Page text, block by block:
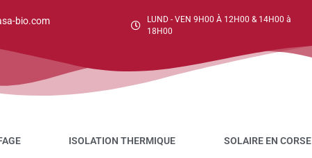
bio.com
LUND - VEN 9H00 À 12H00 & 14H00 à
18H00
ISOLATION THERMIQUE SOLAIRE EN CORSE